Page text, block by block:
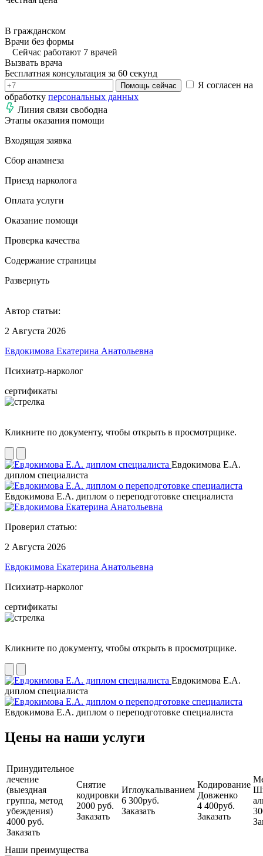
В гражданском
Врачи без формы
Сейчас работают 7 врачей
Вызвать врача
Бесплатная консультация за 60 секунд
Помощь сейчас
Я согласен на
обработку персональных данных
Линия связи свободна
Этапы оказания помощи
Входящая заявка
Сбор анамнеза
Приезд нарколога
Оплата услуги
Оказание помощи
Проверка качества
Содержание страницы
Развернуть
Автор статьи:
2 Августа 2026
Евдокимова Екатерина Анатольевна
Психиатр-нарколог
сертификаты
Кликните по документу, чтобы открыть в просмотрщике.
Евдокимова Е.А.
диплом специалиста
Евдокимова Е.А. диплом о переподготовке специалиста
Проверил статью:
2 Августа 2026
Евдокимова Екатерина Анатольевна
Психиатр-нарколог
сертификаты
Кликните по документу, чтобы открыть в просмотрщике.
Евдокимова Е.А.
диплом специалиста
Евдокимова Е.А. диплом о переподготовке специалиста
Цены на наши услуги
Принудительное
лечение
(выездная
группа, метод
убеждения)
4000 руб.
Заказать
Снятие
кодировки
2000 руб.
Заказать
Иглоукалыванием
6 300руб.
Заказать
Кодирование
Довженко
4 400руб.
Заказать
Наши преимущества